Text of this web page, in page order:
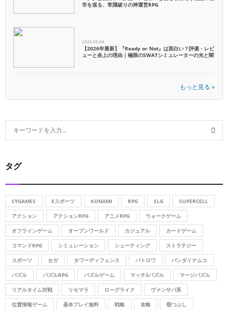
市を巡る、常識破りの神運営RPG
2026.06.04
【2026年最新】『Ready or Not』は面白い？評価・レビ
ューと炎上の理由｜極限のSWATシミュレーターの光と闇
もっと見る »
c
r
:
H
タグ
CYGAMES Eスポーツ KONAMI RPG SLG SUPERCELL
アクション アクションRPG アニメRPG ウォークゲーム
オフラインゲーム オープンワールド カジュアル カードゲーム
コマンドRPG シミュレーション シューティング ストラテジー
スポーツ セガ タワーディフェンス バトロワ バンダイナムコ
パズル パズルRPG パズルゲーム マッチ3パズル マージパズル
リアルタイム対戦 リセマラ ローグライク ヴァンサバ系
位置情報ゲーム 基本プレイ無料 戦略 攻略 暇つぶし